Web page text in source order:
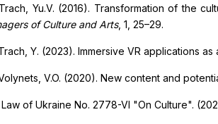
Yu.V. (2016). Transformation of the
of Culture and Arts, 1, 25–29.
Y. (2023). Immersive VR applications
V.O. (2020). New content and
Law of Ukraine No. 2778-VІ "On Culture".